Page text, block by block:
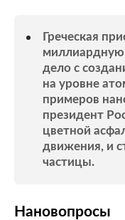
Греческая
дело с
на уровне
примеров
президент
цветной
движения, и
частицы.
Нановопросы